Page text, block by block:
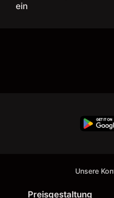
ein
Unsere
Preisgestaltung